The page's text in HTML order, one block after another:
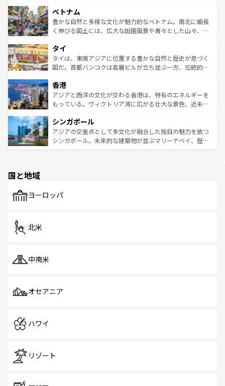
参照してほしい。
容にもいいと評判のスイーツなど、バラエティ豊かな料理
が味わえる。 なお、新着の台湾情報は コンテンツ一覧を参
照してほしい。
き、地方に足を延ばせば四季折々の自然美を楽しむことが
できる。そして、キムチや焼肉、絶品のストリートフード
まで、さまざまな韓国料理が待っている。夜には、韓国な
リティに包まれながら、韓国の多彩な魅力を心ゆくまで味
わってみてほしい。 なお、新着の韓国情報はコンテンツ一
覧を参照してほしい。
ベトナム
豊かな自然と多様な文化が魅力的なベトナム。南北に細長
く伸びる国土には、広大な田園風景や青々とした山々、世
急速な発展と共に伝統が息づく。ハノイの古い町並みやホ
ーチミン市のフランス統治時代の建物も、独特の雰囲気を
醸し出している。また、バラエティの豊かさとおいしさで
とつ。フォーやバインミー、ベトナムコーヒーなどは、ぜ
ひ現地で味わいたい。どの地域を訪れてもあたたかい人々
が旅行者を迎えてくれるので、きっと忘れられない旅にな
参照してほしい。
タイ
タイは、東南アジアに位置する豊かな自然と歴史が息づく
国だ。首都バンコクは高層ビルが立ち並ぶ一方、伝統的な
の活気が交差している。北部ではチェンマイなどの山岳地
帯で自然と触れ合い、南部ではプーケットやクラビの美し
いビーチでリゾート気分を楽しむことができる。タイ料理
激する。気候は一年中温暖で、どの季節にも異なる楽しみ
が待っている。親しみやすいタイの人々、仏教を中心とし
た文化、そして多様な観光資源が、訪れる旅人を魅了し続
香港
アジアと西洋の文化が交わる香港は、特有のエネルギーを
もっている。ヴィクトリア湾に広がる壮大な景色、近未来
み、どこを訪れても感動するはず。観光スポットが密集し
ており、効率よく見どころを回れるのも魅力。息をのむよ
うな絶景から文化的な体験まで、香港を存分に楽しみ尽く
シンガポール
アジアの交差点として多文化が融合した独自の魅力を放つ
シンガポール。未来的な建築物が並ぶマリーナベイ、歴史
で、ホーカーズは地元の風情を楽しめる外せないスポット
国と地域
ヨーロッパ
北米
中南米
オセアニア
ハワイ
リゾート